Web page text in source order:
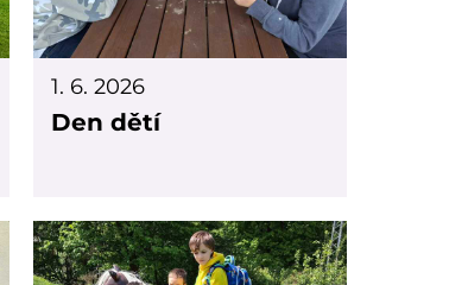
1. 6. 2026
Den dětí